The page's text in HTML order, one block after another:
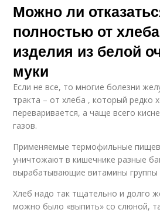
Можно ли
полностью от
изделия из белой
муки
Если не все, то многие болезни
тракта – от хлеба , который редко
переваривается, а чаще всего
газов.
Применяемые термофильные
уничтожают в кишечнике разные
вырабатывающие витамины группы
Хлеб надо так тщательно и долго
можно было «выпить» со слюной,